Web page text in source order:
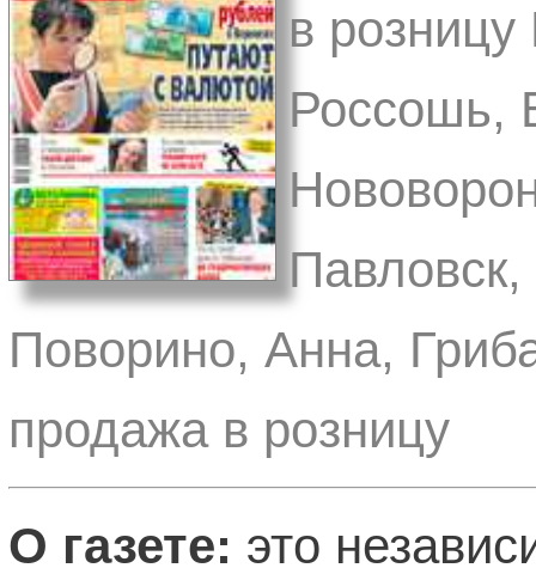
в
Россошь,
Поворино, Анна,
продажа в розницу
О газете: это